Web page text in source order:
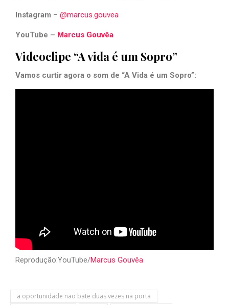
Instagram – @marcus.gouvea
YouTube – Marcus Gouvêa
Videoclipe “A vida é um Sopro”
Vamos curtir agora o som de “A Vida é um Sopro”:
Reprodução:YouTube/Marcus Gouvêa
a oportunidade não bate duas vezes na porta